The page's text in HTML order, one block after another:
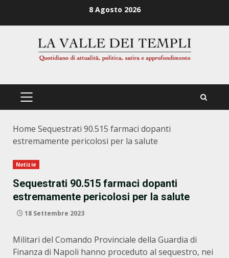
8 Agosto 2026
PRIMÄRES
Home Sequestrati 90.515 farmaci dopanti
estremamente pericolosi per la salute
Notizie
Sequestrati 90.515 farmaci dopanti
estremamente pericolosi per la salute
18 Settembre 2023
Militari del Comando Provinciale della Guardia di
Finanza di Napoli hanno proceduto al sequestro, nei